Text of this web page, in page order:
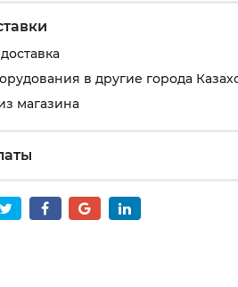
в другие города
магазина